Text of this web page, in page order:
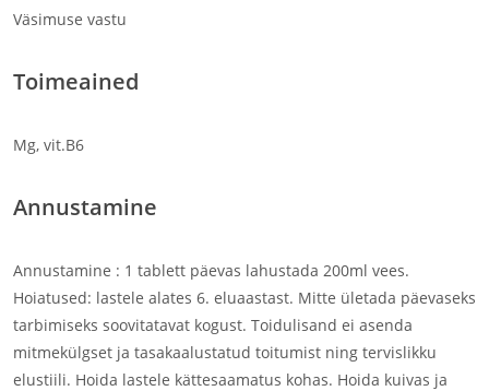
Väsimuse vastu
Toimeained
Mg, vit.B6
Annustamine
Annustamine : 1 tablett päevas lahustada 200ml vees.
Hoiatused: lastele alates 6. eluaastast. Mitte ületada päevaseks
tarbimiseks soovitatavat kogust. Toidulisand ei asenda
mitmekülgset ja tasakaalustatud toitumist ning tervislikku
elustiili. Hoida lastele kättesaamatus kohas. Hoida kuivas ja